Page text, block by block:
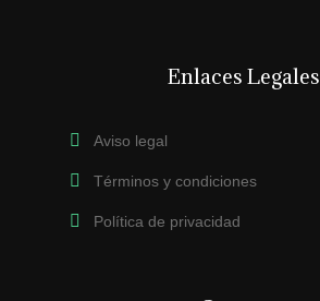
Enlaces Legales
Aviso legal
Términos y condiciones
Política de privacidad